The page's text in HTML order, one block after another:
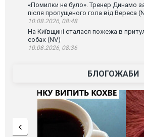
«Помилки не було». Тренер Динамо
після пропущеного гола від Вереса
10.08.2026, 08:48
На Київщині сталася пожежа в
собак (NV)
10.08.2026, 08:36
БЛОГОЖАБИ